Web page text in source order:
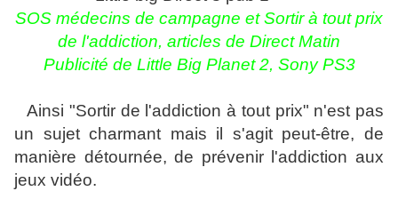
SOS médecins de campagne et Sortir à tout prix
de l'addiction, articles de Direct Matin
Publicité de Little Big Planet 2, Sony PS3
Ainsi "Sortir de l'addiction à tout prix" n'est pas
un sujet charmant mais il s'agit peut-être, de
manière détournée, de prévenir l'addiction aux
jeux vidéo.